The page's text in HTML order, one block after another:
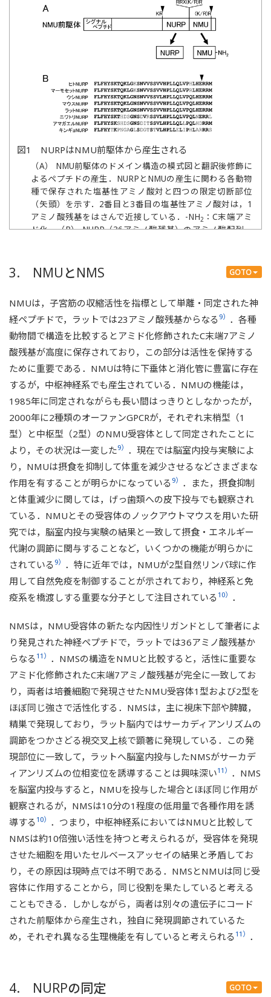
図1 NURPはNMU前駆体から産生される
（A） NMU前駆体のドメイン構造の模式図と翻訳後修飾に
よるペプチドの産生．NURPとNMUの産生に関わる各動物
種で保存された塩基性アミノ酸対と四つの限定切断部位
（矢頭）を示す．2番目と3番目の塩基性アミノ酸対は，1
アミノ酸残基をはさんで近接している．-NH2 ：C末端アミ
ド化．（B） NURP（36アミノ酸残基）のアミノ酸配列．
GOTO
3. NMUとNMS
NMUは，子宮筋の収縮活性を指標として単離・同定された神
経ペプチドで，ラットでは23アミノ酸残基からなる 9） ．各種
動物間で構造を比較するとアミド化修飾されたC末端7アミノ
酸残基が高度に保存されており，この部分は活性を保持する
ために重要である．NMUは特に下垂体と消化管に豊富に存在
するが，中枢神経系でも産生されている．NMUの機能は，
1985年に同定されながらも長い間はっきりとしなかったが，
2000年に2種類のオーファンGPCRが，それぞれ末梢型（1
型）と中枢型（2型）のNMU受容体として同定されたことに
より，その状況は一変した9） ．現在では脳室内投与実験によ
り，NMUは摂食を抑制して体重を減少させるなどさまざまな
作用を有することが明らかになっている 9） ．また，摂食抑制
と体重減少に関しては，げっ歯類への皮下投与でも観察され
ている．NMUとその受容体のノックアウトマウスを用いた研
究では，脳室内投与実験の結果と一致して摂食・エネルギー
代謝の調節に関与することなど，いくつかの機能が明らかに
されている 9） ．特に近年では，NMUが2型自然リンパ球に作
用して自然免疫を制御することが示されており，神経系と免
疫系を橋渡しする重要な分子として注目されている 10） ．
NMSは，NMU受容体の新たな内因性リガンドとして筆者によ
り発見された神経ペプチドで，ラットでは36アミノ酸残基か
らなる 11） ．NMSの構造をNMUと比較すると，活性に重要な
アミド化修飾されたC末端7アミノ酸残基が完全に一致してお
り，両者は培養細胞で発現させたNMU受容体1型および2型を
ほぼ同じ強さで活性化する．NMSは，主に視床下部や脾臓，
精巣で発現しており，ラット脳内ではサーカディアンリズムの
調節をつかさどる視交叉上核で顕著に発現している．この発
現部位に一致して，ラットへ脳室内投与したNMSがサーカデ
ィアンリズムの位相変位を誘導することは興味深い11） ．NMS
を脳室内投与すると，NMUを投与した場合とほぼ同じ作用が
観察されるが，NMSは10分の1程度の低用量で各種作用を誘
導する 10） ．つまり，中枢神経系においてはNMUと比較して
NMSは約10倍強い活性を持つと考えられるが，受容体を発現
させた細胞を用いたセルベースアッセイの結果と矛盾してお
り，その原因は現時点では不明である．NMSとNMUは同じ受
容体に作用することから，同じ役割を果たしていると考える
こともできる．しかしながら，両者は別々の遺伝子にコード
された前駆体から産生され，独自に発現調節されているた
め，それぞれ異なる生理機能を有していると考えられる 11） ．
GOTO
4. NURPの同定